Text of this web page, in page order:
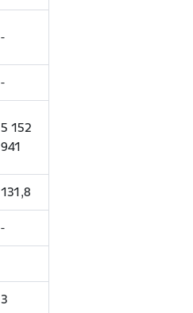
-
-
5 152
941
131,8
-
3